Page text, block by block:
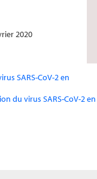
2020
SARS-CoV-2 en
du virus SARS-CoV-2